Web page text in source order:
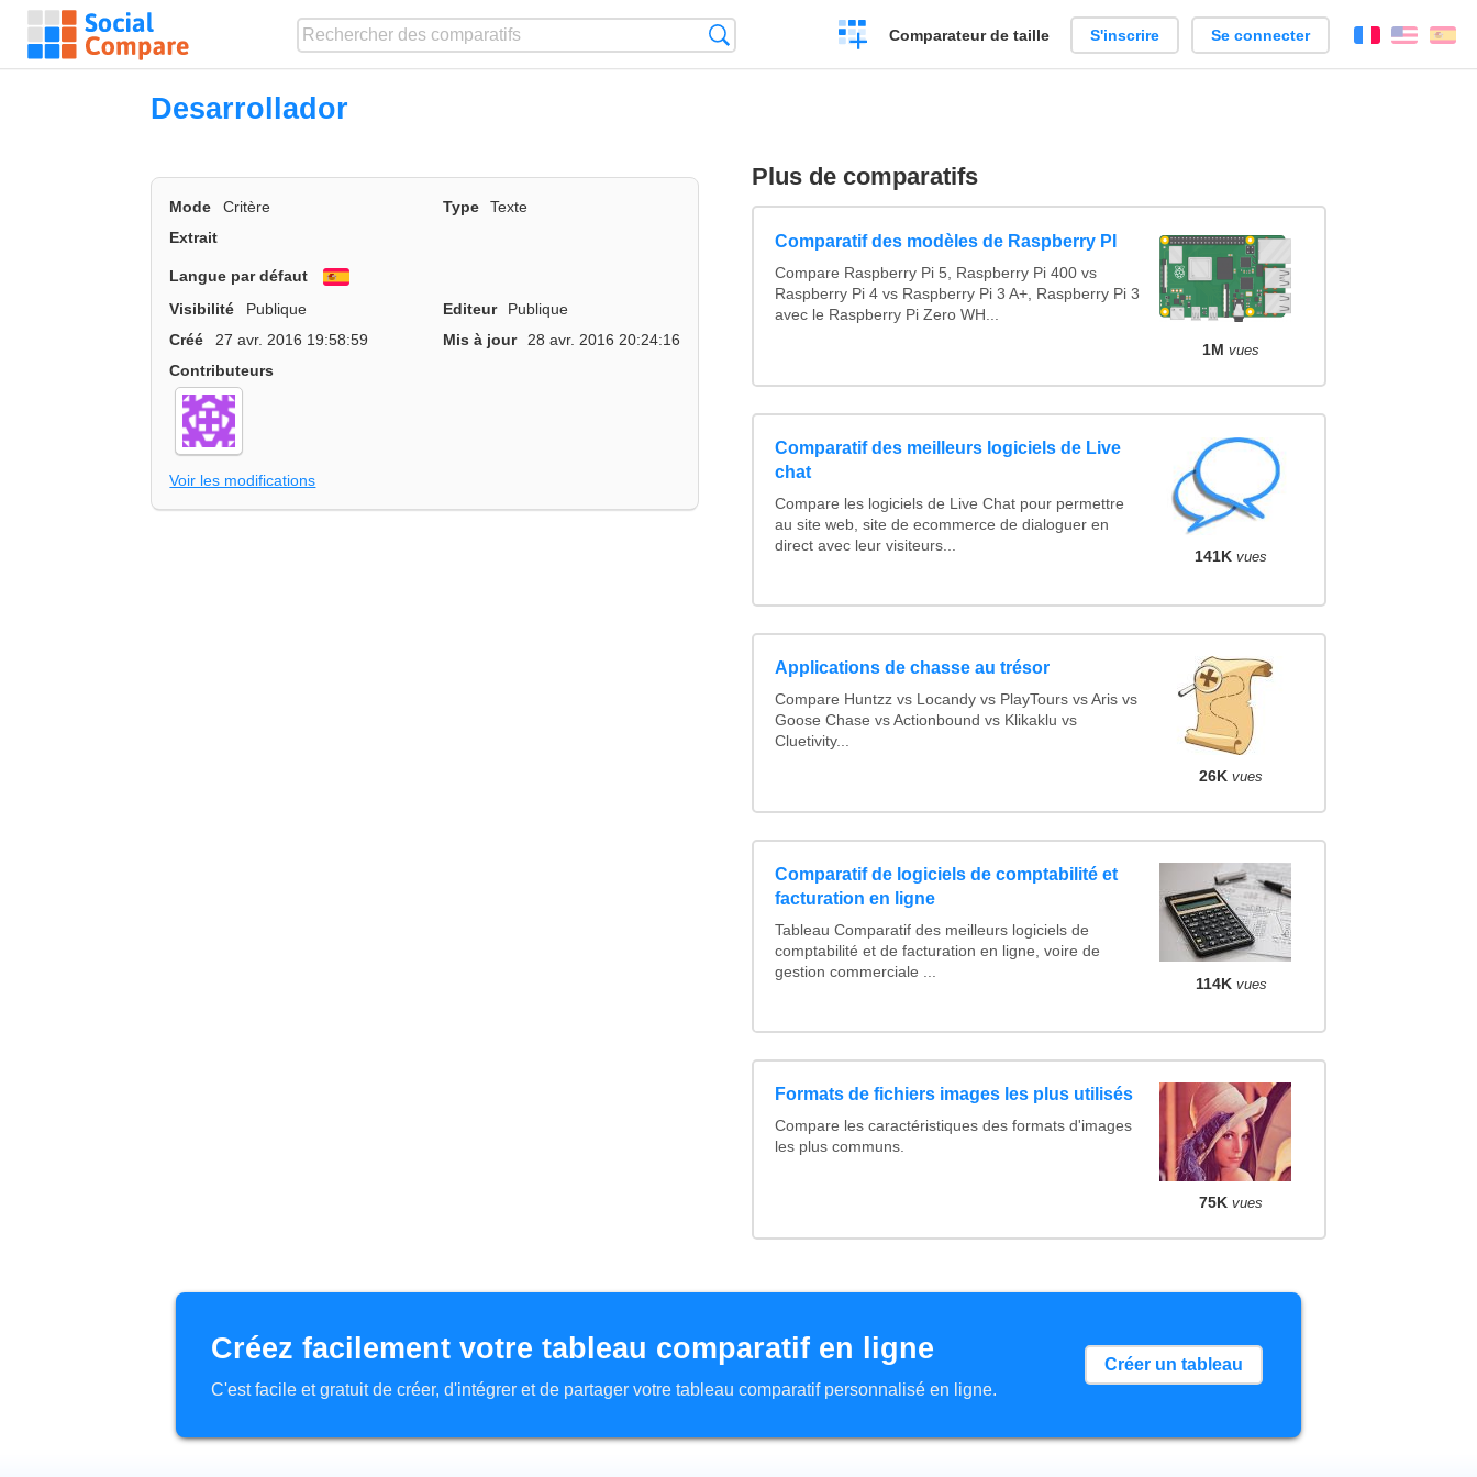
Créer
un
Comparateur de taille S'inscrire Se connecter FrançaisEnglish
Desarrollador
Mode Critère Type
Texte
Extrait
Langue par défaut
Visibilité
Publique Editeur
Publique
Créé
27 avr. 2016 19:58:59 Mis à jour
28 avr. 2016 20:24:16
Contributeurs
Voir les modifications
Plus de comparatifs
Comparatif des modèles de Raspberry PI
Compare Raspberry Pi 5, Raspberry Pi 400 vs
Raspberry Pi 4 vs Raspberry Pi 3 A+, Raspberry Pi 3
avec le Raspberry Pi Zero WH...
1M vues
Comparatif des meilleurs logiciels de Live
chat
Compare les logiciels de Live Chat pour permettre
au site web, site de ecommerce de dialoguer en
direct avec leur visiteurs...
141K vues
Applications de chasse au trésor
Compare Huntzz vs Locandy vs PlayTours vs Aris vs
Goose Chase vs Actionbound vs Klikaklu vs
Cluetivity...
26K vues
Comparatif de logiciels de comptabilité et
facturation en ligne
Tableau Comparatif des meilleurs logiciels de
comptabilité et de facturation en ligne, voire de
gestion commerciale ...
114K vues
Formats de fichiers images les plus utilisés
Compare les caractéristiques des formats d'images
les plus communs.
75K vues
Créez facilement votre tableau comparatif en ligne
C'est facile et gratuit de créer, d'intégrer et de partager votre tableau comparatif personnalisé en ligne.
Créer un tableau